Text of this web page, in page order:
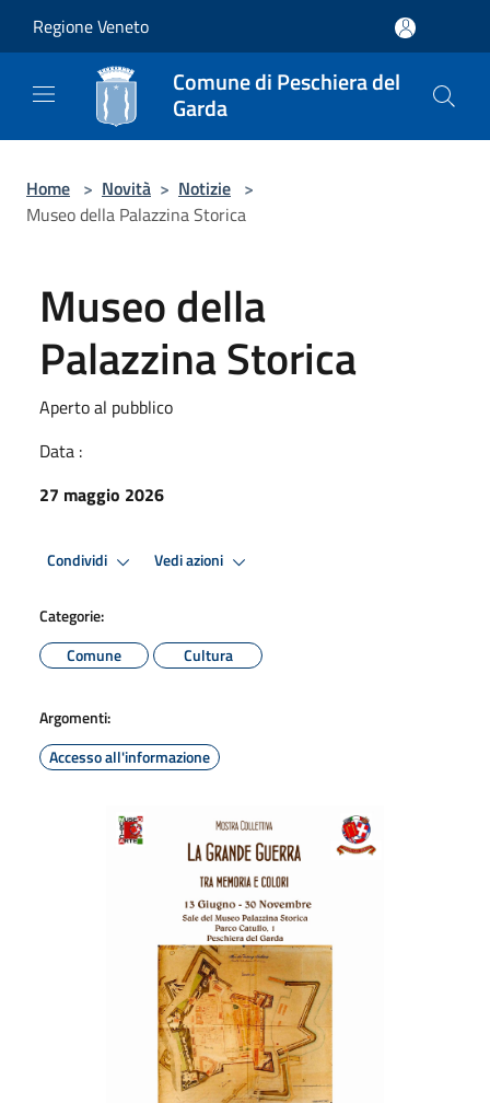
Regione Veneto
Comune di Peschiera del
Garda
Home > Novità > Notizie >
Museo della Palazzina Storica
Museo della
Palazzina Storica
Aperto al pubblico
Data :
27 maggio 2026
Condividi Vedi azioni
Categorie:
Comune
Cultura
Argomenti:
Accesso all'informazione